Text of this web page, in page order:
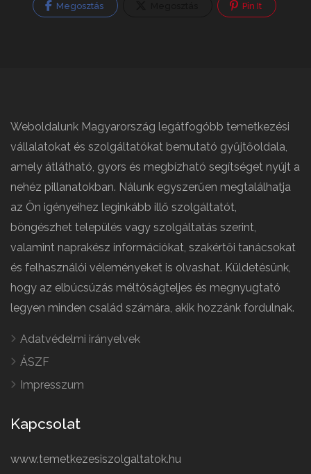
Megosztás Pin It
Weboldalunk Magyarország legátfogóbb temetkezési
vállalatokat és szolgáltatókat bemutató gyűjtőoldala,
amely átlátható, gyors és megbízható segítséget nyújt a
nehéz pillanatokban. Nálunk egyszerűen megtalálhatja
az Ön igényeihez leginkább illő szolgáltatót,
böngészhet település vagy szolgáltatás szerint,
valamint naprakész információkat, szakértői tanácsokat
és felhasználói véleményeket is olvashat. Küldetésünk,
hogy az elbúcsúzás méltóságteljes és megnyugtató
legyen minden család számára, akik hozzánk fordulnak.
Adatvédelmi irányelvek
ÁSZF
Impresszum
Kapcsolat
www.temetkezesiszolgaltatok.hu